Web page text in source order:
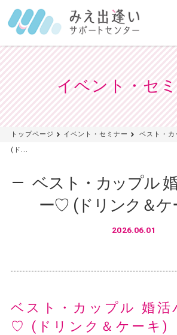
イベント・セ
トップページ イベント・セミナー
ベスト・
(ド...
ベスト・カップル
ー♡ (ドリンク＆ケ
2026.06.01
ベスト・カップル 婚活
♡ (ドリンク＆ケーキ)